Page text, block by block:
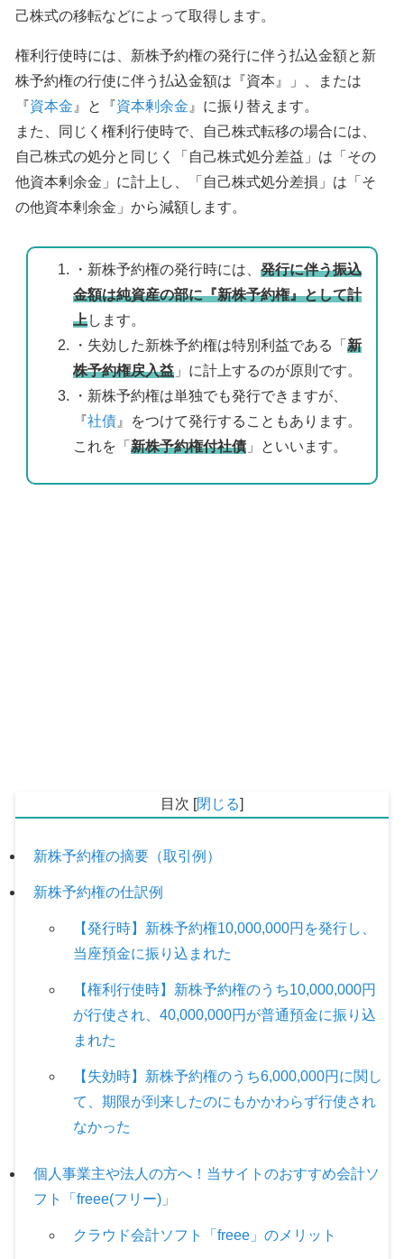
己株式の移転などによって取得します。
権利行使時には、新株予約権の発行に伴う払込金額と新
株予約権の行使に伴う払込金額は『資本』」、または
『 資本金』と『 資本剰余金』に振り替えます。
また、同じく権利行使時で、自己株式転移の場合には、
自己株式の処分と同じく「自己株式処分差益」は「その
他資本剰余金」に計上し、「自己株式処分差損」は「そ
の他資本剰余金」から減額します。
・新株予約権の発行時には、発行に伴う振込
金額は純資産の部に『新株予約権』として計
上します。
・失効した新株予約権は特別利益である「新
株予約権戻入益 」に計上するのが原則です。
・新株予約権は単独でも発行できますが、
『社債 』をつけて発行することもあります。
これを「新株予約権付社債 」といいます。
目次 [閉じる]
新株予約権の摘要（取引例）
新株予約権の仕訳例
【発行時】新株予約権10,000,000円を発行し、
当座預金に振り込まれた
【権利行使時】新株予約権のうち10,000,000円
が行使され、40,000,000円が普通預金に振り込
まれた
【失効時】新株予約権のうち6,000,000円に関し
て、期限が到来したのにもかかわらず行使され
なかった
個人事業主や法人の方へ！当サイトのおすすめ会計ソ
フト「freee(フリー)」
クラウド会計ソフト「freee」のメリット